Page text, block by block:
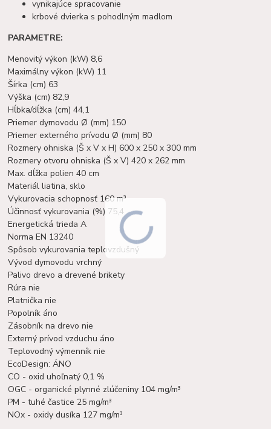
vynikajúce spracovanie
krbové dvierka s pohodlným madlom
PARAMETRE:
Menovitý výkon (kW) 8,6
Maximálny výkon (kW) 11
Šírka (cm) 63
Výška (cm) 82,9
Hĺbka/dĺžka (cm) 44,1
Priemer dymovodu Ø (mm) 150
Priemer externého prívodu Ø (mm) 80
Rozmery ohniska (Š x V x H) 600 x 250 x 300 mm
Rozmery otvoru ohniska (Š x V) 420 x 262 mm
Max. dĺžka polien 40 cm
Materiál liatina, sklo
Vykurovacia schopnosť 160 m³
Účinnosť vykurovania (%) 75,4
Energetická trieda A
Norma EN 13240
Spôsob vykurovania teplovzdušný
Vývod dymovodu vrchný
Palivo drevo a drevené brikety
Rúra nie
Platnička nie
Popolník áno
Zásobník na drevo nie
Externý prívod vzduchu áno
Teplovodný výmenník nie
EcoDesign: ÁNO
CO - oxid uhoľnatý 0,1 %
OGC - organické plynné zlúčeniny 104 mg/m³
PM - tuhé častice 25 mg/m³
NOx - oxidy dusíka 127 mg/m³